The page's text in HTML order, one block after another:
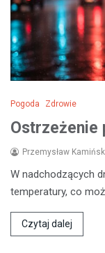
Pogoda Zdrowie
Ostrzeżenie
Przemysław
W nadchodzących
temperatury, co
Czytaj dalej